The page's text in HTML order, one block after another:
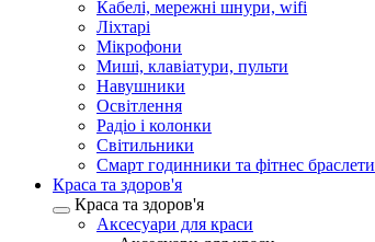
Кабелі, мережні шнури, wifi
Ліхтарі
Мікрофони
Миші, клавіатури, пульти
Навушники
Освітлення
Радіо і колонки
Світильники
Смарт годинники та фітнес браслети
Краса та здоров'я
Краса та здоров'я
Аксесуари для краси